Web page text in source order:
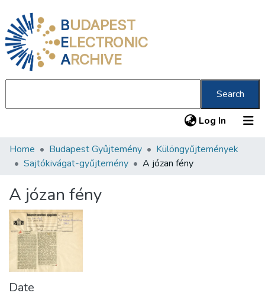
BUDAPEST
ELECTRONIC
ARCHIVE
Search
Log In (current)
Communities & Collections
Statistics
About us
Home Budapest Gyűjtemény
Különgyűjtemények
Sajtókivágat-gyűjtemény
A józan fény
A józan fény
Date